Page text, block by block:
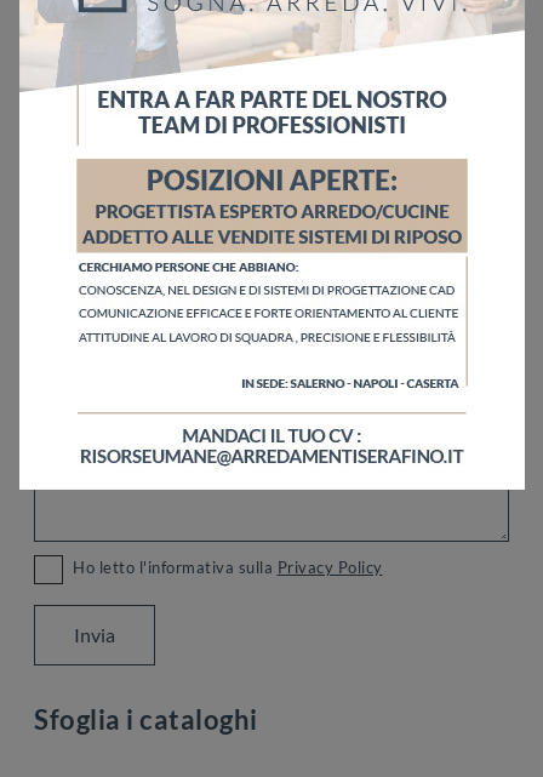
Sfoglia i cataloghi
Ho letto l'informativa sulla Privacy Policy
Invia